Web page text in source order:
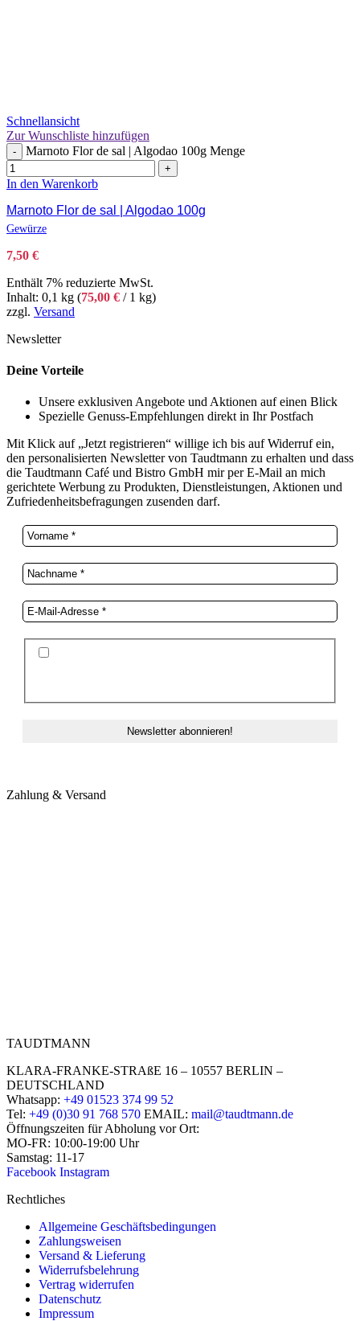
Schnellansicht
Zur Wunschliste hinzufügen
- Marnoto Flor de sal | Algodao 100g Menge
+
In den Warenkorb
Marnoto Flor de sal | Algodao 100g
Gewürze
7,50 €
Enthält 7% reduzierte MwSt.
Inhalt: 0,1 kg (75,00 € / 1 kg)
zzgl. Versand
Newsletter
Deine Vorteile
Unsere exklusiven Angebote und Aktionen auf einen Blick
Spezielle Genuss-Empfehlungen direkt in Ihr Postfach
Mit Klick auf „Jetzt registrieren“ willige ich bis auf Widerruf ein,
den personalisierten Newsletter von Taudtmann zu erhalten und dass
die Taudtmann Café und Bistro GmbH mir per E-Mail an mich
gerichtete Werbung zu Produkten, Dienstleistungen, Aktionen und
Zufriedenheitsbefragungen zusenden darf.
Zahlung & Versand
TAUDTMANN
KLARA-FRANKE-STRAßE 16 – 10557 BERLIN –
DEUTSCHLAND
Whatsapp: +49 01523 374 99 52
Tel: +49 (0)30 91 768 570 EMAIL: mail@taudtmann.de
Öffnungszeiten für Abholung vor Ort:
MO-FR: 10:00-19:00 Uhr
Samstag: 11-17
Facebook Instagram
Rechtliches
Allgemeine Geschäftsbedingungen
Zahlungsweisen
Versand & Lieferung
Widerrufsbelehrung
Vertrag widerrufen
Datenschutz
Impressum